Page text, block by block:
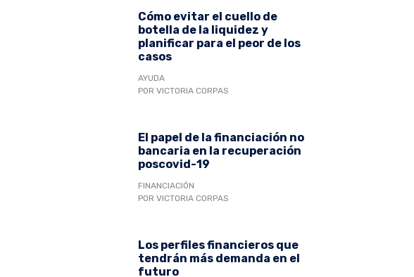
Cómo evitar el cuello de
botella de la liquidez y
planificar para el peor de los
casos
AYUDA
POR VICTORIA CORPAS
El papel de la financiación no
bancaria en la recuperación
poscovid-19
FINANCIACIÓN
POR VICTORIA CORPAS
Los perfiles financieros que
tendrán más demanda en el
futuro